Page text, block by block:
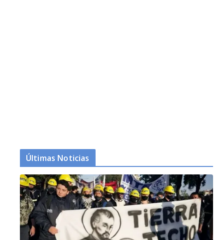
Últimas Noticias